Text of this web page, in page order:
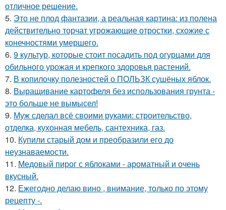
отличное решение.
5. Это не плод фантазии, а реальная картина: из полена
действительно торчат угрожающие отростки, схожие с
конечностями умершего.
6. 9 культур, которые стоит посадить под огурцами для
обильного урожая и крепкого здоровья растений.
7. В копилочку полезностей о ПОЛЬЗК сушёных яблок.
8. Выращивание картофеля без использования грунта -
это больше не вымысел!
9. Муж сделал всё своими руками: строительство,
отделка, кухонная мебель, сантехника, газ.
10. Купили старый дом и преобразили его до
неузнаваемости.
11. Медовый пирог с яблоками - ароматный и очень
вкусный.
12. Ежегодно делаю вино , внимание, только по этому
рецепту -.